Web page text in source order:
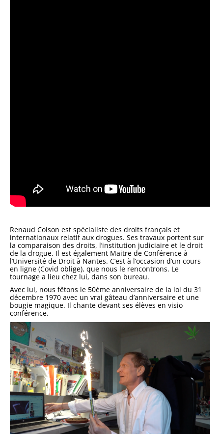
Renaud Colson est spécialiste des droits français et
internationaux relatif aux drogues. Ses travaux portent sur
la comparaison des droits, l’institution judiciaire et le droit
de la drogue. Il est également Maitre de Conférence à
l’Université de Droit à Nantes. C’est à l’occasion d’un cours
en ligne (Covid oblige), que nous le rencontrons. Le
tournage a lieu chez lui, dans son bureau.
Avec lui, nous fêtons le 50ème anniversaire de la loi du 31
décembre 1970 avec un vrai gâteau d’anniversaire et une
bougie magique. Il chante devant ses élèves en visio
conférence.